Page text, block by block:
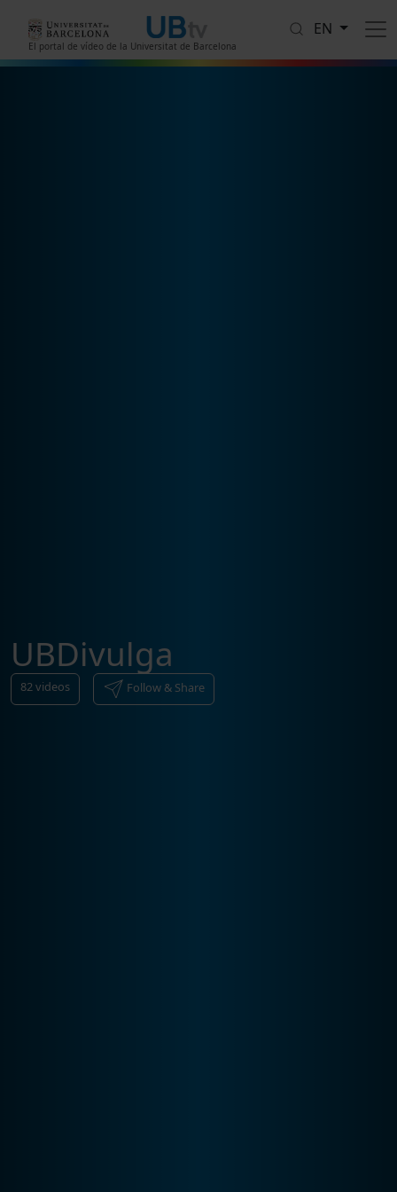
El portal de vídeo de la Universitat de Barcelona
EN
UBDivulga
82videos Follow & Share